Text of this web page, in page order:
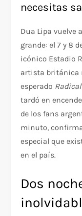
necesitas
Dua Lipa vuelve
grande: el 7 y 8
icónico Estadio
artista británica
esperado
tardó en
de los fans
minuto,
especial que
en el país.
Dos